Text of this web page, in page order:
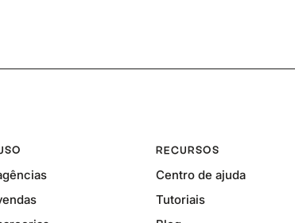
RECURSOS
Centro de ajuda
Tutoriais